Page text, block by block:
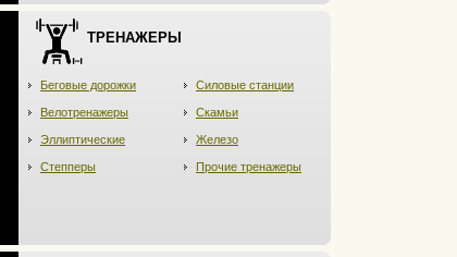
ТРЕНАЖЕРЫ
Беговые дорожки
Велотренажеры
Эллиптические
Степперы
Силовые станции
Скамьи
Железо
Прочие тренажеры